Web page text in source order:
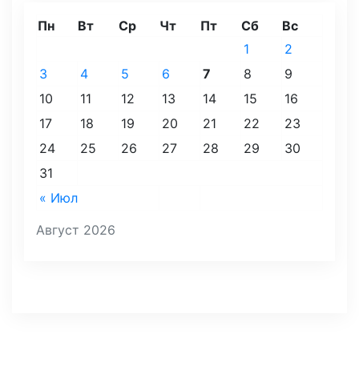
Август 2026
Пн Вт Ср Чт Пт Сб Вс
« Июл
1
2
3
4 5 6 7 8
9
10
11 12 13 14 15
16
17
18 19 20 21 22
23
24
25 26 27 28 29
30
31